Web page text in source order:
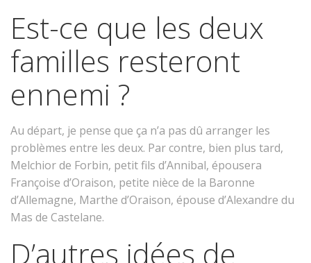
Est-ce que les deux
familles resteront
ennemi ?
Au départ, je pense que ça n’a pas dû arranger les
problèmes entre les deux. Par contre, bien plus tard,
Melchior de Forbin, petit fils d’Annibal, épousera
Françoise d’Oraison, petite nièce de la Baronne
d’Allemagne, Marthe d’Oraison, épouse d’Alexandre du
Mas de Castelane.
D’autres idées de